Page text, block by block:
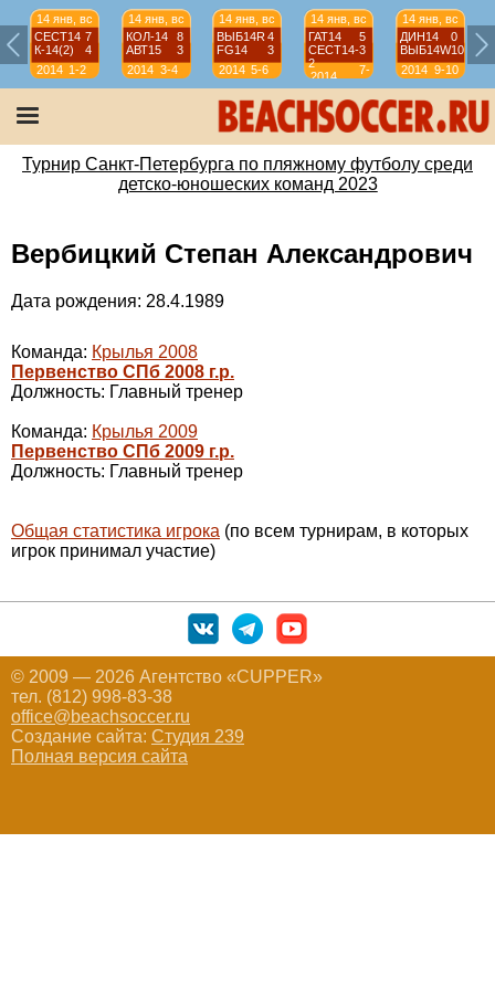
14 янв, вс
СЕСТ14 7
К-14(2)
4
2014 1-2
14 янв, вс
КОЛ-14
8
АВТ15
3
2014 3-4
14 янв, вс
ВЫБ14R 4
FG14
3
2014 5-6
14 янв, вс
ГАТ14
5
СЕСТ14-
2
3
2014
7-
8
14 янв, вс
ДИН14
0
ВЫБ14W10
2014 9-10
Турнир Санкт-Петербурга по пляжному футболу среди
детско-юношеских команд 2023
Вербицкий Степан Александрович
Дата рождения: 28.4.1989
Команда: Крылья 2008
Первенство СПб 2008 г.р.
Должность: Главный тренер
Команда: Крылья 2009
Первенство СПб 2009 г.р.
Должность: Главный тренер
Общая статистика игрока (по всем турнирам, в которых
игрок принимал участие)
© 2009 — 2026 Агентство «CUPPER»
тел. (812) 998-83-38
office@beachsoccer.ru
Создание сайта: Студия 239
Полная версия сайта